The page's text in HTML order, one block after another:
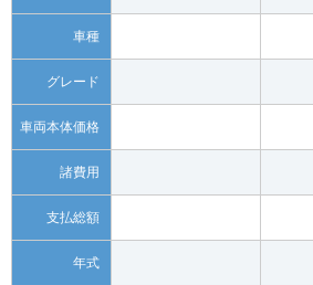
車種
グレード
車両本体価格
諸費用
支払総額
年式